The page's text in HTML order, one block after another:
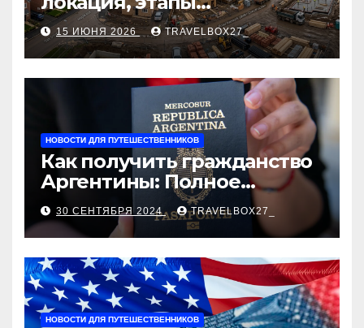
строительства, проверка
застройщика, сценарии
оформления сделки и
рыночные ориентиры
15 ИЮНЯ 2026 TRAVELBOX27_
НОВОСТИ ДЛЯ ПУТЕШЕСТВЕННИКОВ
Как получить гражданство
Аргентины: Полное
руководство
30 СЕНТЯБРЯ 2024 TRAVELBOX27_
НОВОСТИ ДЛЯ ПУТЕШЕСТВЕННИКОВ